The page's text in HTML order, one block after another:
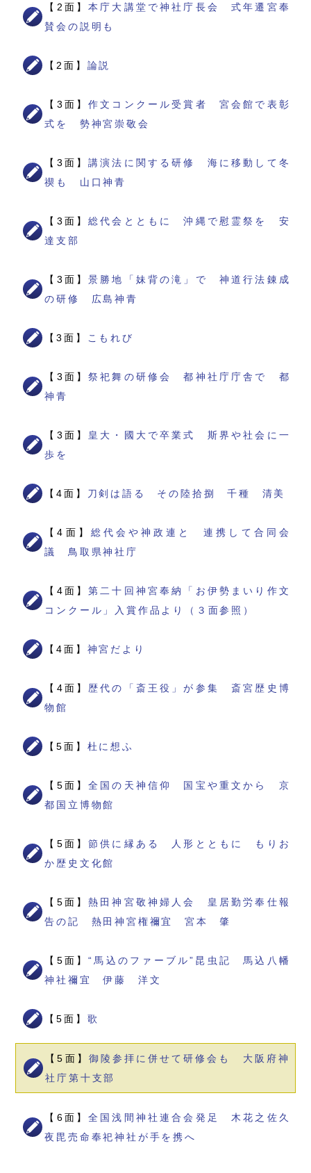
【2面】本庁大講堂で神社庁長会 式年遷宮奉
賛会の説明も
【2面】 論説
【3面】作文コンクール受賞者 宮会館で表彰
式を 勢神宮崇敬会
【3面】講演法に関する研修 海に移動して冬
禊も 山口神青
【3面】総代会とともに 沖縄で慰霊祭を 安
達支部
【3面】景勝地「妹背の滝」で 神道行法錬成
の研修 広島神青
【3面】 こもれび
【3面】祭祀舞の研修会 都神社庁庁舎で 都
神青
【3面】 皇大・國大で卒業式 斯界や社会に一
歩を
【4面】 刀剣は語る その陸拾捌 千種 清美
【4面】 総代会や神政連と 連携して合同会
議 鳥取県神社庁
【4面】第二十回神宮奉納「お伊勢まいり作文
コンクール」入賞作品より（３面参照）
【4面】 神宮だより
【4面】 歴代の「斎王役」が参集 斎宮歴史博
物館
【5面】 杜に想ふ
【5面】全国の天神信仰 国宝や重文から 京
都国立博物館
【5面】節供に縁ある 人形とともに もりお
か歴史文化館
【5面】熱田神宮敬神婦人会 皇居勤労奉仕報
告の記 熱田神宮権禰宜 宮本 肇
【5面】“馬込のファーブル”昆虫記 馬込八幡
神社禰宜 伊藤 洋文
【5面】 歌
【5面】 御陵参拝に併せて研修会も 大阪府神
社庁第十支部
【6面】全国浅間神社連合会発足 木花之佐久
夜毘売命奉祀神社が手を携へ